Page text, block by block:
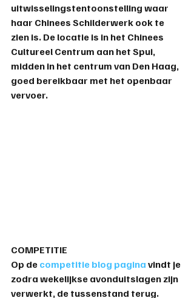
uitwisselingstentoonstelling waar
haar Chinees Schilderwerk ook te
zien is. De locatie is in het Chinees
Cultureel Centrum aan het Spui,
midden in het centrum van Den Haag,
goed bereikbaar met het openbaar
vervoer.
COMPETITIE
Op de competitie blog pagina vindt je
zodra wekelijkse avonduitslagen zijn
verwerkt, de tussenstand terug.